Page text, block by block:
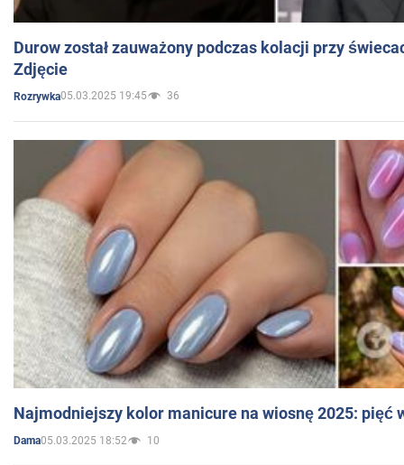
Durow został zauważony podczas kolacji przy
Zdjęcie
Rozrywka05.03.2025 19:45 36
Najmodniejszy kolor manicure na wiosnę 2025: pięć
Dama05.03.2025 18:52 10